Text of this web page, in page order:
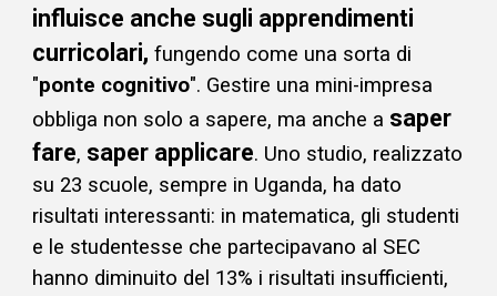
influisce anche sugli apprendimenti
curricolari,fungendo come una sorta di
"ponte cognitivo". Gestire una mini-impresa
obbliga non solo a sapere, ma anche a saper
fare, saper applicare. Uno studio, realizzato
su 23 scuole, sempre in Uganda, ha dato
risultati interessanti: in matematica, gli studenti
e le studentesse che partecipavano al SEC
hanno diminuito del 13% i risultati insufficienti,